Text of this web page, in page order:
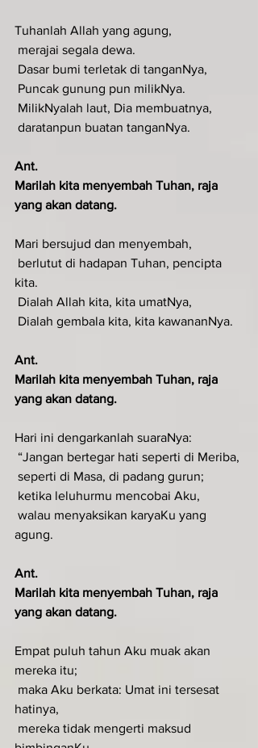
Tuhanlah Allah yang agung,
merajai segala dewa.
Dasar bumi terletak di tanganNya,
Puncak gunung pun milikNya.
MilikNyalah laut, Dia membuatnya,
daratanpun buatan tanganNya.
Ant.
Marilah kita menyembah Tuhan, raja
yang akan datang.
Mari bersujud dan menyembah,
kita.
Dialah Allah kita, kita umatNya,
Dialah gembala kita, kita kawananNya.
Ant.
Marilah kita menyembah Tuhan, raja
yang akan datang.
Hari ini dengarkanlah suaraNya:
“Jangan bertegar hati seperti di Meriba,
seperti di Masa, di padang gurun;
ketika leluhurmu mencobai Aku,
agung.
Ant.
Marilah kita menyembah Tuhan, raja
yang akan datang.
Empat puluh tahun Aku muak akan
mereka itu;
hatinya,